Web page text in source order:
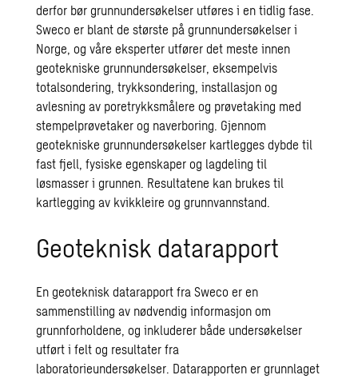
derfor bør grunnundersøkelser utføres i en tidlig fase.
Sweco er blant de største på grunnundersøkelser i
Norge, og våre eksperter utfører det meste innen
geotekniske grunnundersøkelser, eksempelvis
totalsondering, trykksondering, installasjon og
avlesning av poretrykksmålere og prøvetaking med
stempelprøvetaker og naverboring. Gjennom
geotekniske grunnundersøkelser kartlegges dybde til
fast fjell, fysiske egenskaper og lagdeling til
løsmasser i grunnen. Resultatene kan brukes til
kartlegging av kvikkleire og grunnvannstand.
Geoteknisk datarapport
En geoteknisk datarapport fra Sweco er en
sammenstilling av nødvendig informasjon om
grunnforholdene, og inkluderer både undersøkelser
utført i felt og resultater fra
laboratorieundersøkelser. Datarapportener grunnlaget